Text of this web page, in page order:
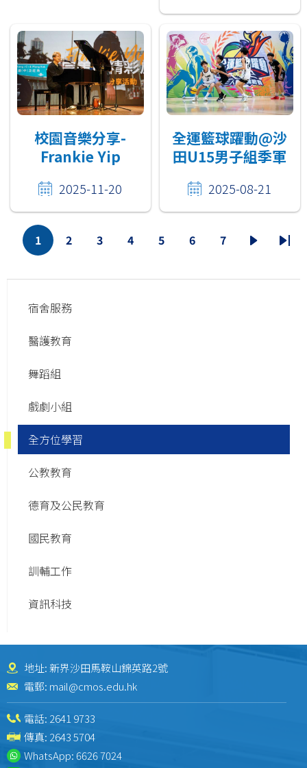
校園音樂分享-
Frankie Yip
2025-11-20
全運籃球躍動@沙
田U15男子組季軍
2025-08-21
Pagination
目
面
1
頁
2
頁
3
頁
4
頁
5
頁
6
頁
7
下
navigation
宿舍服務
醫護教育
舞蹈組
戲劇小組
全方位學習
公教教育
德育及公民教育
國民教育
訓輔工作
資訊科技
地址: 新界沙田馬鞍山錦英路2號
電郵: mail@cmos.edu.hk
電話: 2641 9733
傳真: 2643 5704
WhatsApp:6626 7024